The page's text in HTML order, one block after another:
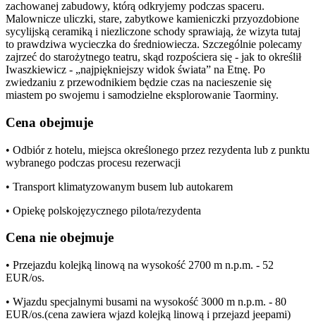
zachowanej zabudowy, którą odkryjemy podczas spaceru.
Malownicze uliczki, stare, zabytkowe kamieniczki przyozdobione
sycylijską ceramiką i niezliczone schody sprawiają, że wizyta tutaj
to prawdziwa wycieczka do średniowiecza. Szczególnie polecamy
zajrzeć do starożytnego teatru, skąd rozpościera się - jak to określił
Iwaszkiewicz - „najpiękniejszy widok świata” na Etnę. Po
zwiedzaniu z przewodnikiem będzie czas na nacieszenie się
miastem po swojemu i samodzielne eksplorowanie Taorminy.
Cena obejmuje
• Odbiór z hotelu, miejsca określonego przez rezydenta lub z punktu
wybranego podczas procesu rezerwacji
• Transport klimatyzowanym busem lub autokarem
• Opiekę polskojęzycznego pilota/rezydenta
Cena nie obejmuje
• Przejazdu kolejką linową na wysokość 2700 m n.p.m. - 52
EUR/os.
• Wjazdu specjalnymi busami na wysokość 3000 m n.p.m. - 80
EUR/os.(cena zawiera wjazd kolejką linową i przejazd jeepami)